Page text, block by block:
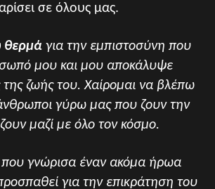
σε όλους μας.
θερμά για την εμπιστοσύνη που
μου και μου αποκάλυψε
της ζωής του. Χαίρομαι να βλέπω
γύρω μας που ζουν την
μαζί με όλο τον κόσμο.
που γνώρισα έναν ακόμα ήρωα
για την επικράτηση του